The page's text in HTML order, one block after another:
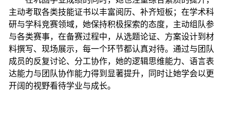
主动考取各类技能证书以丰富阅历、补齐短板；在学术科
研与学科竞赛领域，她保持积极探索的态度，主动组队参
与各类赛事，在备赛过程中，从选题论证、方案设计到材
料撰写、现场展示，每一个环节都认真对待。通过与团队
成员的反复讨论、分工协作，她的逻辑思维能力、语言表
达能力与团队协作能力得到显著提升，同时让她学会以更
开阔的视野看待学业与成长。